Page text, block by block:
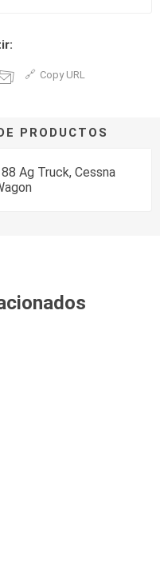
Copy URL
PRODUCTOS
Ag Truck, Cessna